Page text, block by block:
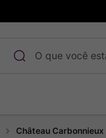
Château Carbonnieux